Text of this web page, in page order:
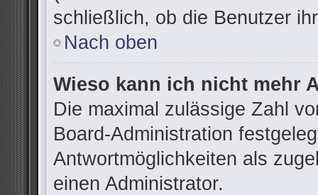
schließlich, ob die Benutzer
Nach oben
Wieso kann ich nicht mehr
Die maximal zulässige Zahl
Board-Administration
Antwortmöglichkeiten als
einen Administrator.